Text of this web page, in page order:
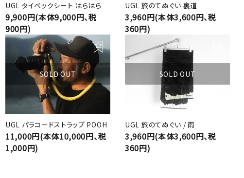
UGL タイベックシート はらはら
9,900円(本体9,000円、税
900円)
UGL 旅のてぬぐい 裏道
3,960円(本体3,600円、税
360円)
SOLD OUT
UGL パラコードストラップ POOH
11,000円(本体10,000円、税
1,000円)
SOLD OUT
UGL 旅のてぬぐい / 雨
3,960円(本体3,600円、税
360円)